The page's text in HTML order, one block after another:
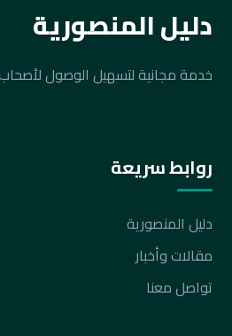
دليل المنصورية
خدمة مجانية لتسهيل الوصول
روابط سريعة
دليل المنصورية
مقالات وأخبار
تواصل معنا